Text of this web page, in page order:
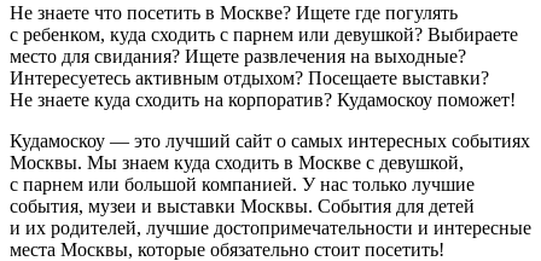
Не знаете что посетить в Москве? Ищете где погулять
с ребенком, куда сходить с парнем или девушкой? Выбираете
место для свидания? Ищете развлечения на выходные?
Интересуетесь активным отдыхом? Посещаете выставки?
Не знаете куда сходить на корпоратив? Кудамоскоу поможет!
Кудамоскоу — это лучший сайт о самых интересных событиях
Москвы. Мы знаем куда сходить в Москве с девушкой,
с парнем или большой компанией. У нас только лучшие
события, музеи и выставки Москвы. События для детей
и их родителей, лучшие достопримечательности и интересные
места Москвы, которые обязательно стоит посетить!